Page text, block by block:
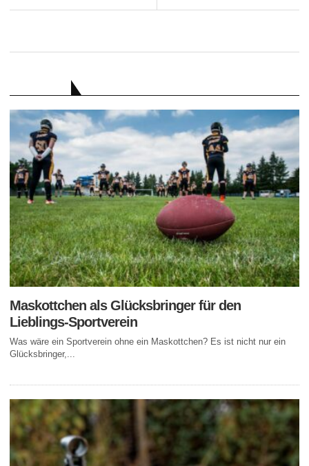
Maskottchen als Glücksbringer für den
Lieblings-Sportverein
Was wäre ein Sportverein ohne ein Maskottchen? Es ist nicht nur ein
Glücksbringer,...